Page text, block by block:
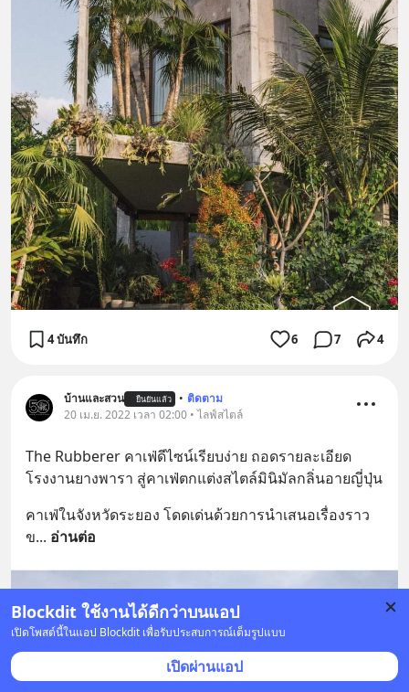
Blockdit ใช้งานได้ดีกว่าบนแอป
เปิดโพสต์นี้ในแอป Blockdit เพื่อรับประสบการณ์เต็มรูปแบบ
เปิดผ่านแอป
4 บันทึก 6 7 4
บ้านและสวน ยืนยันแล้ว • ติดตาม
20 เม.ย. 2022 เวลา 02:00 • ไลฟ์สไตล์
The Rubberer คาเฟ่ดีไซน์เรียบง่าย ถอดรายละเอียด
โรงงานยางพารา สู่คาเฟ่ตกแต่งสไตล์มินิมัลกลิ่นอายญี่ปุ่น
คาเฟ่ในจังหวัดระยอง โดดเด่นด้วยการนำเสนอเรื่องราว
ข... อ่านต่อ